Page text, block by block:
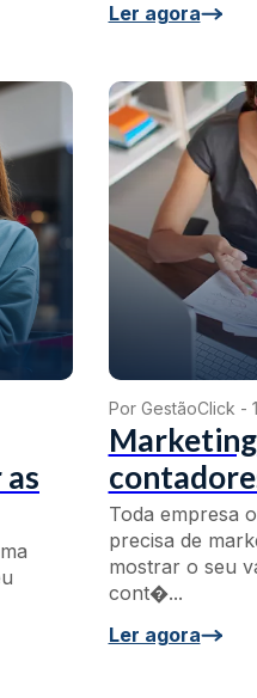
Ler agora
Por GestãoClick -
Toda empresa
precisa de
mostrar o seu
cont�...
Ler agora